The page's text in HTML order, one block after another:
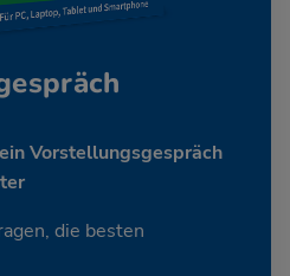
Vorstellungsgespräch
die besten